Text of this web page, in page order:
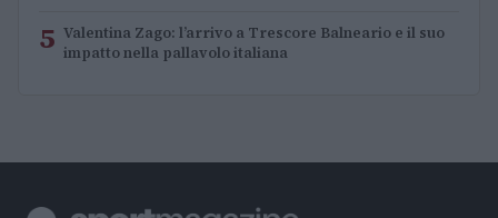
5 Valentina Zago: l’arrivo a Trescore Balneario e il suo
impatto nella pallavolo italiana